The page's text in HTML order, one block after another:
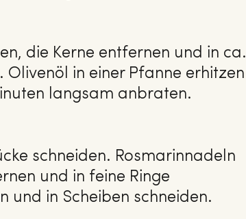
die Kerne entfernen und in ca.
Olivenöl in einer Pfanne erhitzen
langsam anbraten.
schneiden. Rosmarinnadeln
und in feine Ringe
und in Scheiben schneiden.